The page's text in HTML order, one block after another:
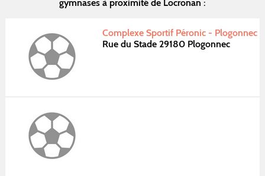
gymnases à proximité de Locronan :
Complexe Sportif Péronic - Plogonnec
Rue du Stade 29180 Plogonnec